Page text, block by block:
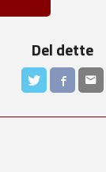
Del dette